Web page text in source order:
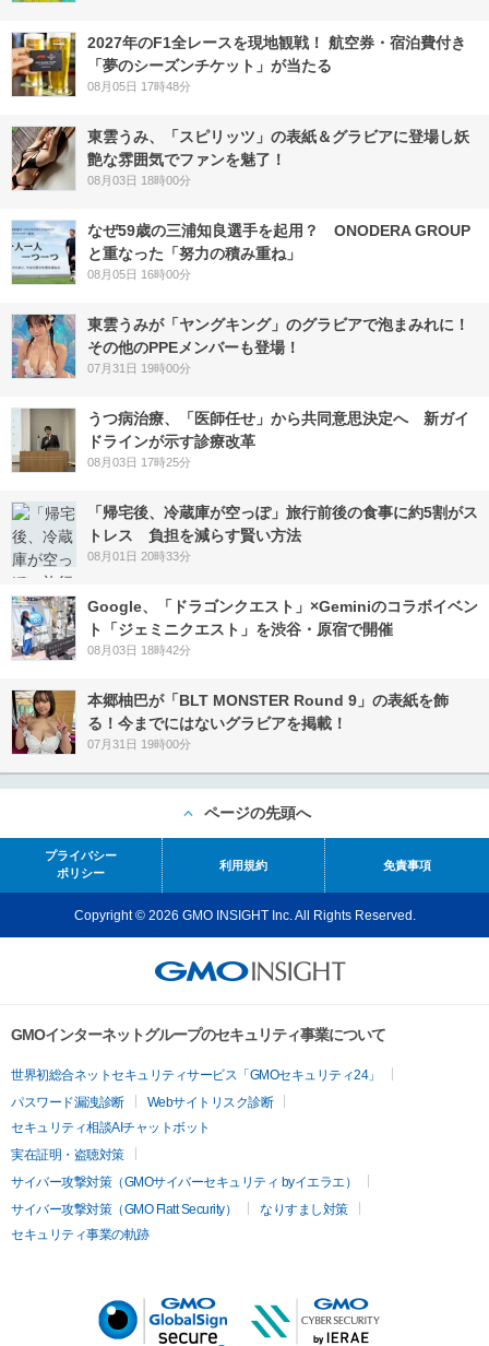
2027年のF1全レースを現地観戦！ 航空券・宿泊費付き
「夢のシーズンチケット」が当たる
08月05日 17時48分
東雲うみ、「スピリッツ」の表紙＆グラビアに登場し妖
艶な雰囲気でファンを魅了！
08月03日 18時00分
なぜ59歳の三浦知良選手を起用？ ONODERA GROUP
と重なった「努力の積み重ね」
08月05日 16時00分
東雲うみが「ヤングキング」のグラビアで泡まみれに！
その他のPPEメンバーも登場！
07月31日 19時00分
うつ病治療、「医師任せ」から共同意思決定へ 新ガイ
ドラインが示す診療改革
08月03日 17時25分
「帰宅後、冷蔵庫が空っぽ」旅行前後の食事に約5割がス
トレス 負担を減らす賢い方法
08月01日 20時33分
Google、「ドラゴンクエスト」×Geminiのコラボイベン
ト「ジェミニクエスト」を渋谷・原宿で開催
08月03日 18時42分
本郷柚巴が「BLT MONSTER Round 9」の表紙を飾
る！今までにはないグラビアを掲載！
07月31日 19時00分
ページの先頭へ
プライバシー
ポリシー
利用規約 免責事項
Copyright © 2026 GMO INSIGHT Inc. All Rights Reserved.
GMOインターネットグループのセキュリティ事業について
世界初総合ネットセキュリティサービス「GMOセキュリティ24」
パスワード漏洩診断
Webサイトリスク診断
セキュリティ相談AIチャットボット
実在証明・盗聴対策
サイバー攻撃対策（GMOサイバーセキュリティ byイエラエ）
サイバー攻撃対策（GMO Flatt Security）
なりすまし対策
セキュリティ事業の軌跡